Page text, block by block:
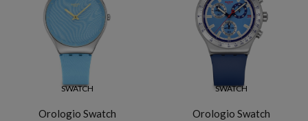
SWATCH
Orologio Swatch
SWATCH
Orologio Swatch